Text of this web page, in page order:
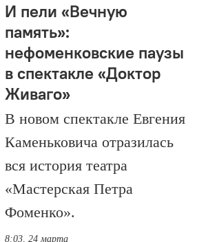
И пели «Вечную
память»:
нефоменковские паузы
в спектакле «Доктор
Живаго»
В новом спектакле Евгения
Каменьковича отразилась
вся история театра
«Мастерская Петра
Фоменко».
8:03, 24 марта